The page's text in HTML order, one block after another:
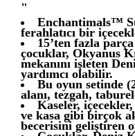
"
Enchantimals™
ferahlatıcı bir
15’ten fazla
çocuklar, Okyanus
mekanını işleten
yardımcı olabilir.
Bu oyun setinde
alanı, tezgah,
Kaseler,
ve kasa gibi birçok
becerisini geliştiren